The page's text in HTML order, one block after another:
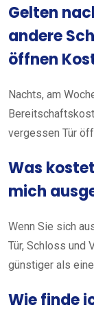
Gelten
andere
öffnen
Nachts, am
vergessen Tür
Was
mich
Wenn Sie sich
Tür, Schloss und
günstiger als
Wie finde